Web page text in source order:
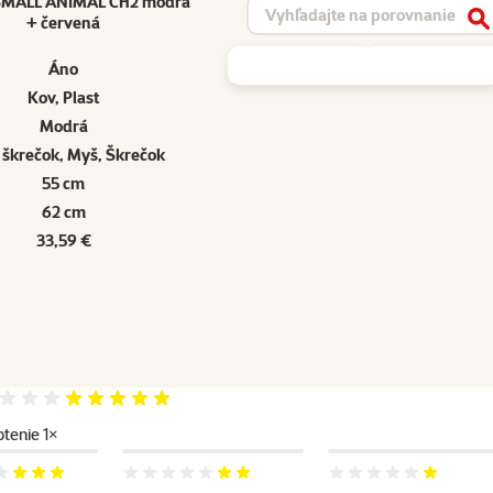
+ červená
Vyhľadávanie produktu
Áno
Kov, Plast
Modrá
Myš, Škrečok
55 cm
62 cm
33,59 €
1×
Hodnotenie 100%
60% Hodnotenie 40% Hodnotenie 20%